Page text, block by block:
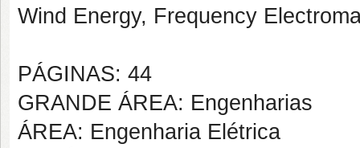
Wind Energy, Frequency
PÁGINAS: 44
GRANDE ÁREA: Engenharias
ÁREA: Engenharia Elétrica